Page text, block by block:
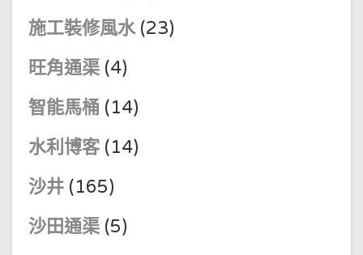
施工裝修風水(23)
旺角通渠 (4)
智能馬桶 (14)
水利博客(14)
沙井 (165)
沙田通渠 (5)